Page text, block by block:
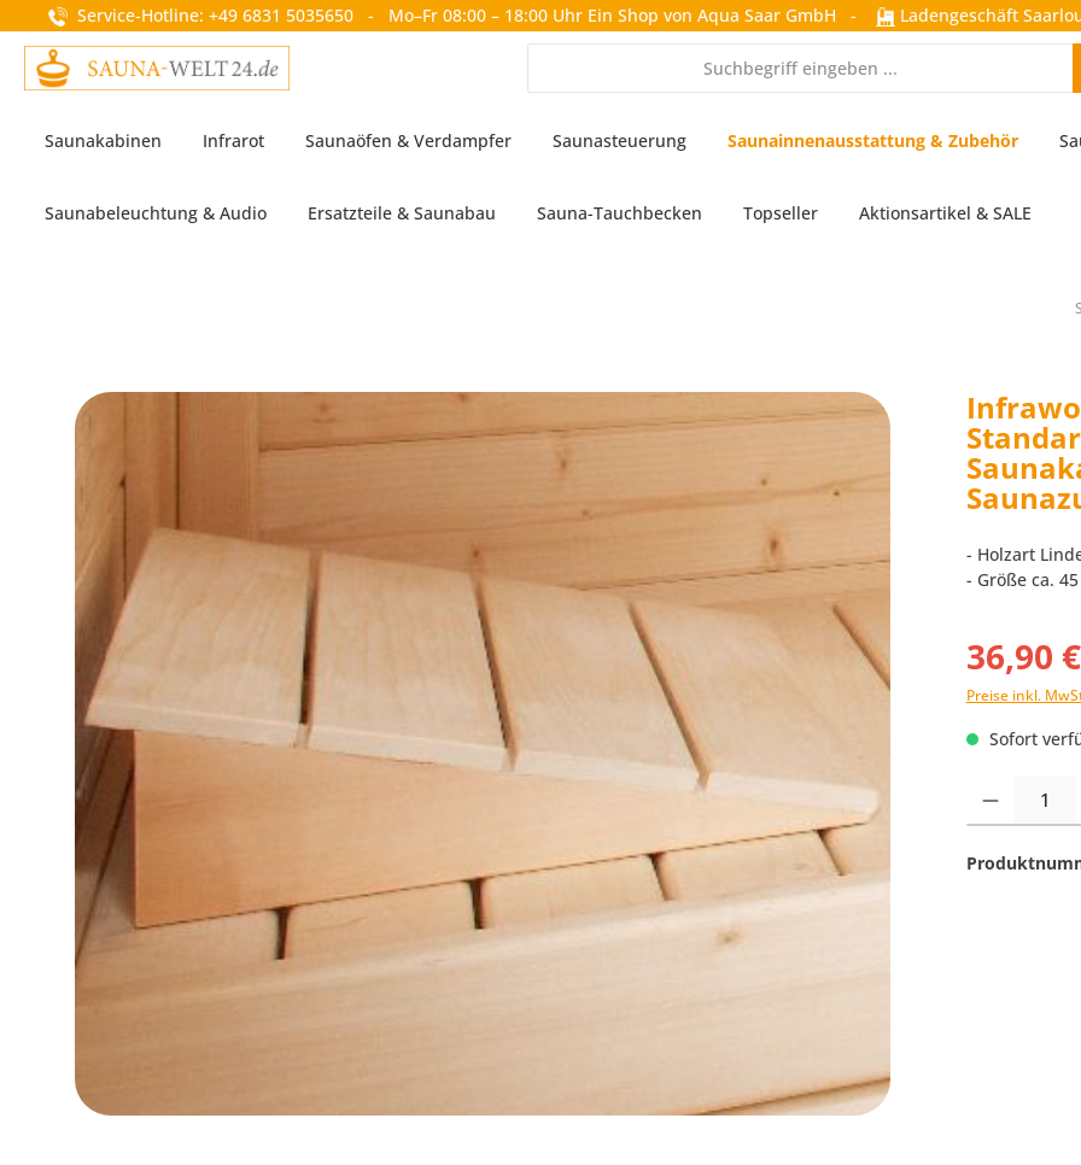
Zur Hauptnavigation springen
Service-Hotline: +49 6831 5035650 - Mo–Fr 08:00 – 18:00 Uhr Ein Shop von Aqua Saar GmbH - Ladengeschäft
Saunakabinen Infrarot Saunaöfen & Verdampfer Saunasteuerung Saunainnenausstattung & Zubehör
Saunabeleuchtung & Audio Ersatzteile & Saunabau Sauna-Tauchbecken Topseller Aktionsartikel & SALE
Bildergalerie überspringen
- Holzart
- Größe ca.
36,90
Preise inkl.
Sofort
Produkt